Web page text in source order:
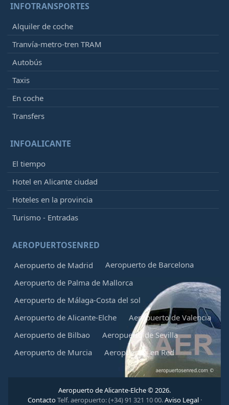
INFOTRANSPORTES
Alquiler de coche
Tranvía-metro-tren TRAM
Autobús
Taxis
En coche
Transfers
INFOALICANTE
El tiempo
Hotel en Alicante ciudad
Hoteles en la provincia
Turismo - Entradas
AEROPUERTOSENRED
Aeropuerto de Madrid
Aeropuerto de Barcelona
Aeropuerto de Palma de Mallorca
Aeropuerto de Málaga-Costa del sol
Aeropuerto de Alicante-Elche
Aeropuerto de Valencia
Aeropuerto de Bilbao
Aeropuerto de Sevilla
Aeropuerto de Murcia
Aeropuertos en Red
Aeropuerto de Alicante-Elche © 2026.
ContactoTelf. aeropuerto: (+34) 91 321 10 00.Aviso Legal·